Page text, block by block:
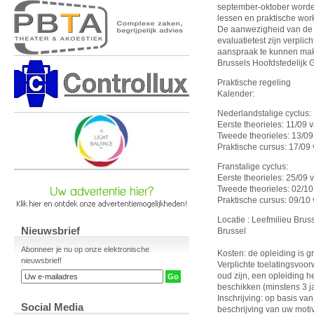
Nieuwsbrief
Abonneer je nu op onze elektronische
nieuwsbrief!
Social Media
september-oktober
lessen en praktische
De aanwezigheid van
evaluatietest zijn
aanspraak te kunnen
Brussels Hoofdstedelijk
Praktische regeling
Kalender:
Nederlandstalige cyclus:
Eerste theorieles: 11/09
Tweede theorieles: 13/
Praktische cursus: 17/09
Franstalige cyclus:
Eerste theorieles: 25/09
Tweede theorieles: 02/
Praktische cursus: 09/
Locatie : Leefmilieu
Brussel
Kosten: de opleiding is
Verplichte
oud zijn, een opleiding
beschikken (minstens 3
Inschrijving: op basis
beschrijving van uw